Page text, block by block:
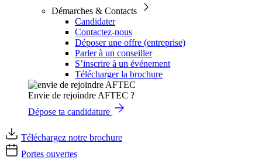
Démarches & Contacts
Candidater
Contactez-nous
Déposer une offre (entreprise)
Parler à un conseiller
S’inscrire à un événement
Télécharger la brochure
Envie de rejoindre AFTEC ?
Dépose ta candidature
Téléchargez notre brochure
Portes ouvertes